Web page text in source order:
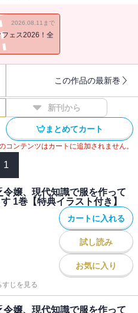
2026.08.11まで
フェス2026！全
この作品の最新巻
新刊から
まとめてカート
ンテンツはカートに追加されません。
1
嬢、現代知識で服を作って
1巻【特典イラスト付き】
カートに入れる
試し読み
お気に入り
すじを見る
嬢、現代知識で服を作って